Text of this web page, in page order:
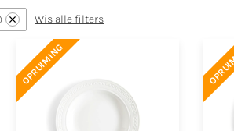
Wis alle filters
OPRUIMING